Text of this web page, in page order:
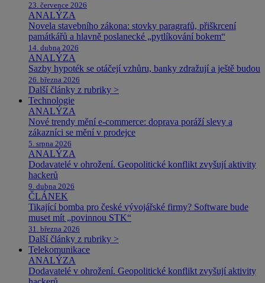
23. července 2026
ANALÝZA
Novela stavebního zákona: stovky paragrafů, přiškrcení
památkářů a hlavně poslanecké „pytlíkování bokem“
14. dubna 2026
ANALÝZA
Sazby hypoték se otáčejí vzhůru, banky zdražují a ještě budou
26. března 2026
Další články z rubriky >
Technologie
ANALÝZA
Nové trendy mění e-commerce: doprava poráží slevy a
zákazníci se mění v prodejce
5. srpna 2026
ANALÝZA
Dodavatelé v ohrožení. Geopolitické konflikt zvyšují aktivity
hackerů
9. dubna 2026
ČLÁNEK
Tikající bomba pro české vývojářské firmy? Software bude
muset mít „povinnou STK“
31. března 2026
Další články z rubriky >
Telekomunikace
ANALÝZA
Dodavatelé v ohrožení. Geopolitické konflikt zvyšují aktivity